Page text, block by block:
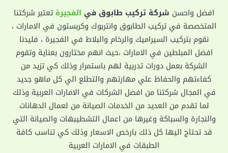
افضل واحسن شركة تركيب طابوق في الفجيرة تعتبر شركتنا
المتخصصة في تركيب الطابوق وانتربوك وكربستون في الامارات ،
نقوم بتركيب السيراميك والرخام والبلاط في الفجيرة ، فليدنا
افضل المبلطين في الامارات ،حيث انهم مختارون بعناية وتقوم
الشركة بعمل دورات تدربية لهم باستمرار وذلك كي تزيد من
كفاءتهم والحفاظ علي مهارتهم والتطلع الي كل ماهو جديد
في المجال شركتنا من افضل الشركات في الامارات العربية وذلك
لما تقدم من العديد من الخدمات الصيانة من لعمال الدهانات
والنجارة والسباكة وغيرها من اعمال التشطيبهات والصيانة التي
قد تحتاج اليها كل ذلك بارخص الاسعار وذلك كي تناسب كافة
الطبقات في الامارات العربية